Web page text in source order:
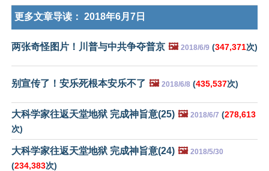
更多文章导读： 2018年6月7日
两张奇怪图片！川普与中共争夺普京 🖼️ 2018/6/9 (347,371次)
别宣传了！安乐死根本安乐不了 🖼️ 2018/6/8 (435,537次)
大科学家往返天堂地狱 完成神旨意(25) 🖼️ 2018/6/7 (278,613
次)
大科学家往返天堂地狱 完成神旨意(24) 🖼️ 2018/5/30
(234,383次)